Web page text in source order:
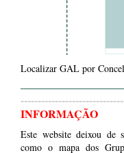
Localizar GAL por
INFORMAÇÃO
Este website deixou de
como o mapa dos